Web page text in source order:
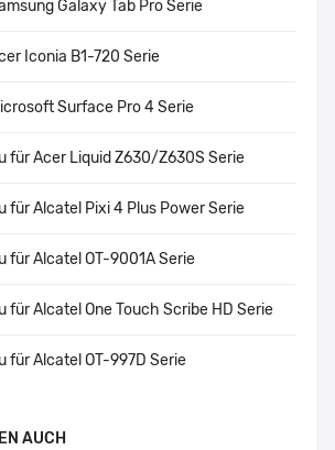
Galaxy Tab Pro Serie
Iconia B1-720 Serie
Surface Pro 4 Serie
für Acer Liquid Z630/Z630S Serie
für Alcatel Pixi 4 Plus Power Serie
für Alcatel OT-9001A Serie
für Alcatel One Touch Scribe HD Serie
für Alcatel OT-997D Serie
AUCH